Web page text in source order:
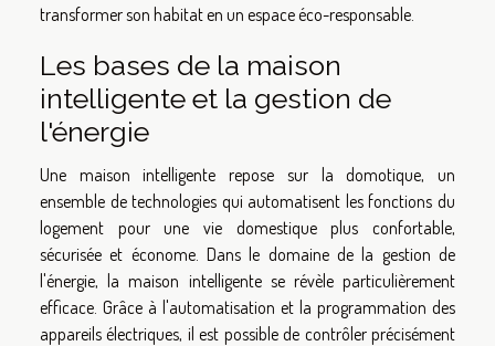
transformer son habitat en un espace éco-responsable.
Les bases de la maison
intelligente et la gestion de
l'énergie
Une maison intelligente repose sur la domotique, un
ensemble de technologies qui automatisent les fonctions du
logement pour une vie domestique plus confortable,
sécurisée et économe. Dans le domaine de la gestion de
l'énergie, la maison intelligente se révèle particulièrement
efficace. Grâce à l'automatisation et la programmation des
appareils électriques, il est possible de contrôler précisément